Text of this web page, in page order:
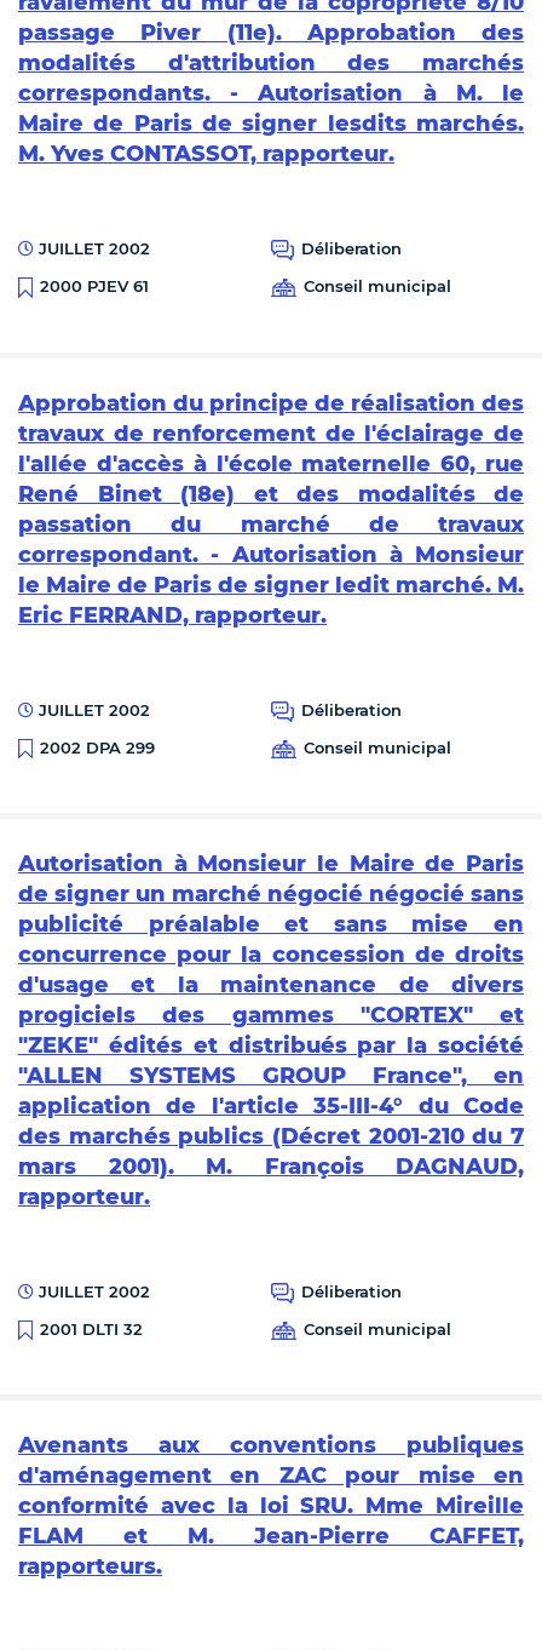
passage Piver (11e). Approbation des
modalités d'attribution des marchés
correspondants. - Autorisation à M. le
Maire de Paris de signer lesdits marchés.
M. Yves CONTASSOT, rapporteur.
JUILLET 2002
Déliberation
2000 PJEV 61
Conseil municipal
Approbation du principe de réalisation des
travaux de renforcement de l'éclairage de
l'allée d'accès à l'école maternelle 60, rue
René Binet (18e) et des modalités de
passation du marché de travaux
correspondant. - Autorisation à Monsieur
le Maire de Paris de signer ledit marché. M.
Eric FERRAND, rapporteur.
JUILLET 2002
Déliberation
2002 DPA 299
Conseil municipal
Autorisation à Monsieur le Maire de Paris
de signer un marché négocié négocié sans
publicité préalable et sans mise en
concurrence pour la concession de droits
d'usage et la maintenance de divers
progiciels des gammes "CORTEX" et
"ZEKE" édités et distribués par la société
"ALLEN SYSTEMS GROUP France", en
application de l'article 35-III-4° du Code
des marchés publics (Décret 2001-210 du 7
mars 2001). M. François DAGNAUD,
rapporteur.
JUILLET 2002
Déliberation
2001 DLTI 32
Conseil municipal
Avenants aux conventions publiques
d'aménagement en ZAC pour mise en
conformité avec la loi SRU. Mme Mireille
FLAM et M. Jean-Pierre CAFFET,
rapporteurs.